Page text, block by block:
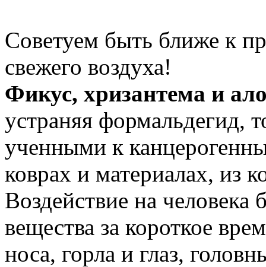
Советуем быть ближе к
свежего воздуха!
Фикус, хризантема и
устраняя формальдегид,
ученными к
коврах и материалах, из
Воздействие на человека
вещества за короткое
носа, горла и глаз,